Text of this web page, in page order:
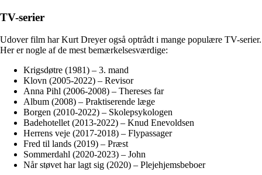
TV-serier
Udover film har Kurt Dreyer også optrådt i mange populære TV-serier.
Her er nogle af de mest bemærkelsesværdige:
Krigsdøtre (1981) – 3. mand
Klovn (2005-2022) – Revisor
Anna Pihl (2006-2008) – Thereses far
Album (2008) – Praktiserende læge
Borgen (2010-2022) – Skolepsykologen
Badehotellet (2013-2022) – Knud Enevoldsen
Herrens veje (2017-2018) – Flypassager
Fred til lands (2019) – Præst
Sommerdahl (2020-2023) – John
Når støvet har lagt sig (2020) – Plejehjemsbeboer